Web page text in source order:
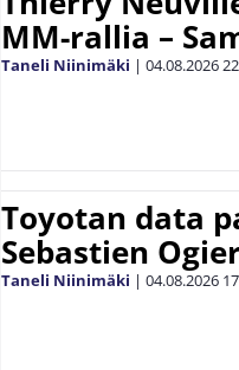
MM-rallia –
Taneli Niinimäki | 04.08.2026
Toyotan data
Sebastien
Taneli Niinimäki | 04.08.2026